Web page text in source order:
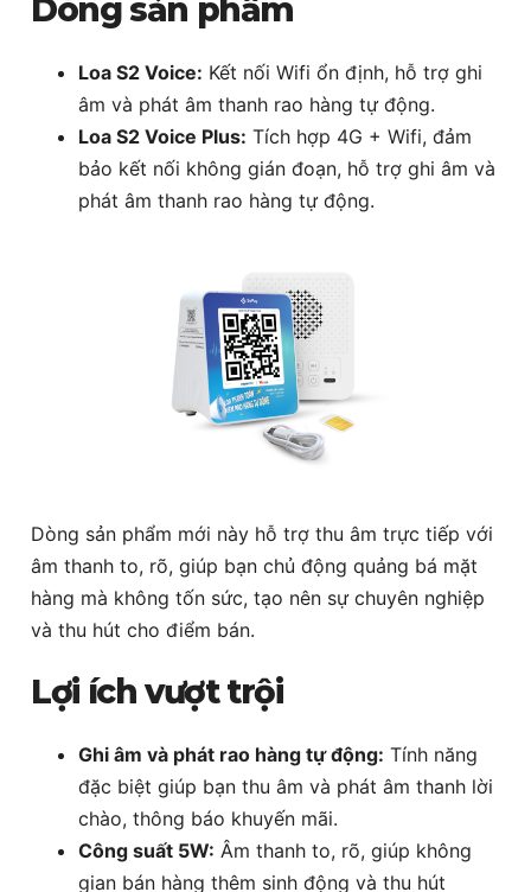
Dòng sản phẩm
Loa S2 Voice: Kết nối Wifi ổn định, hỗ trợ ghi
âm và phát âm thanh rao hàng tự động.
Loa S2 Voice Plus: Tích hợp 4G + Wifi, đảm
bảo kết nối không gián đoạn, hỗ trợ ghi âm và
phát âm thanh rao hàng tự động.
Dòng sản phẩm mới này hỗ trợ thu âm trực tiếp với
âm thanh to, rõ, giúp bạn chủ động quảng bá mặt
hàng mà không tốn sức, tạo nên sự chuyên nghiệp
và thu hút cho điểm bán.
Lợi ích vượt trội
Ghi âm và phát rao hàng tự động: Tính năng
đặc biệt giúp bạn thu âm và phát âm thanh lời
chào, thông báo khuyến mãi.
Công suất 5W: Âm thanh to, rõ, giúp không
gian bán hàng thêm sinh động và thu hút